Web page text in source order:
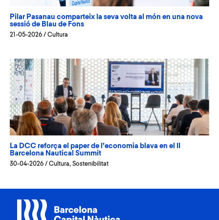
Pilar Pasanau comparteix la seva volta al món en una nova
sessió de Blau de Fons
21-05-2026 / Cultura
La DCC reforça el paper de l’economia blava en el II
Barcelona Nautical Summit
30-04-2026 / Cultura, Sostenibilitat